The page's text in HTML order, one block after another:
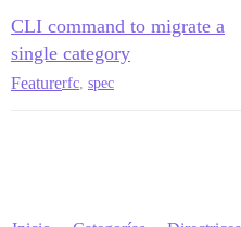
CLI command to migrate a
single category
Featurerfc, spec